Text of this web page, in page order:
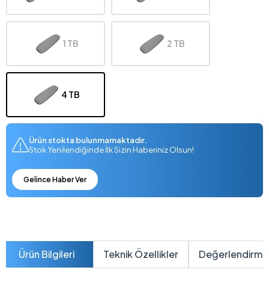
1 TB 2 TB
4 TB
Ürün stokta bulunmamaktadır.
Stok Yenilendiğinde İlk Sizin Haberiniz Olsun!
Gelince Haber Ver
Ürün Bilgileri Teknik Özellikler